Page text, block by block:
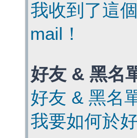
我收到了這
mail！
好友 & 黑名
好友 & 黑名
我要如何於